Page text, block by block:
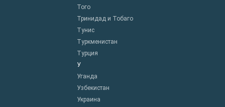
Того
Тринидад и Тобаго
Тунис
Туркменистан
Турция
У
Уганда
Узбекистан
Украина